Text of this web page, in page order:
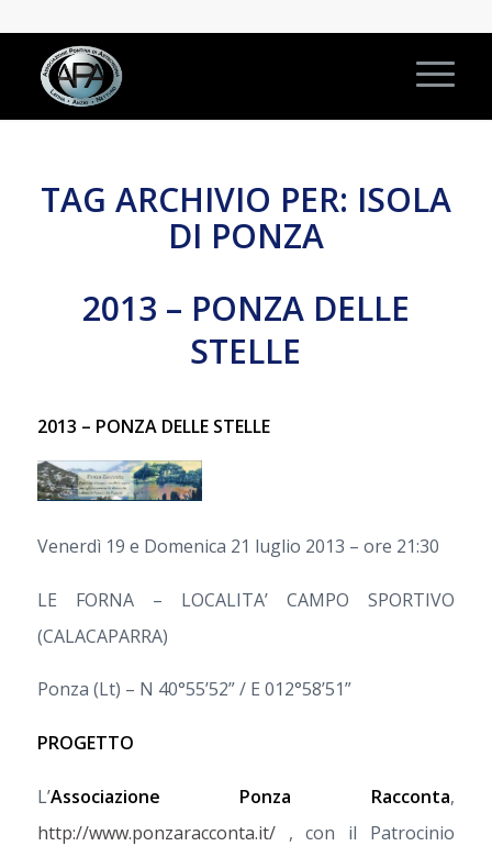
TAG ARCHIVIO PER: ISOLA
DI PONZA
2013 – PONZA DELLE
STELLE
2013 – PONZA DELLE STELLE
Venerdì 19 e Domenica 21 luglio 2013 – ore 21:30
LE FORNA – LOCALITA’ CAMPO SPORTIVO
(CALACAPARRA)
Ponza (Lt) – N 40°55’52” / E 012°58’51”
PROGETTO
L’Associazione Ponza Racconta,
http://www.ponzaracconta.it/, con il Patrocinio